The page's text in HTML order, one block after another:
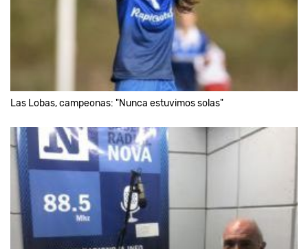
Las Lobas, campeonas: "Nunca estuvimos solas"